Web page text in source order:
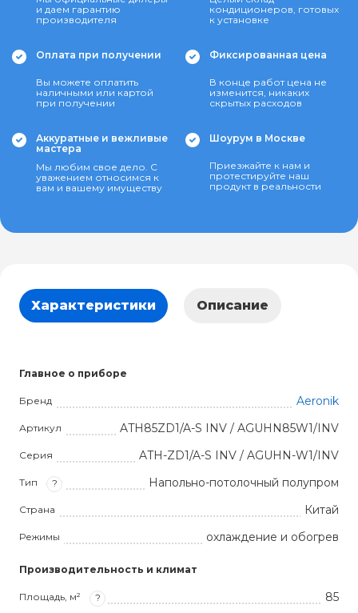
и даем гарантию
производителя
кондиционеров, готовых
к установке
Оплата при получении
Вы можете оплатить
наличными или картой
при получении
Фиксированная цена
В конце работ цена не
изменится, никаких
скрытых расходов
Аккуратные и вежливые
мастера
Мы любим свое дело. С
уважением относимся к
вам и вашему имуществу
Шоурум в Москве
Приезжайте к нам и
протестируйте наш
продукт в реальности
Характеристики Описание
Главное о приборе
Бренд Aeronik
Артикул ATH85ZD1/A-S INV / AGUHN85W1/INV
Серия ATH-ZD1/A-S INV / AGUHN-W1/INV
Тип ? Напольно-потолочный полупром
Страна Китай
Режимы охлаждение и обогрев
Производительность и климат
Площадь, м² ? 85